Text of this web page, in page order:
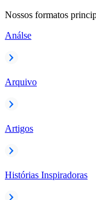
Nossos formatos
Análse
Arquivo
Artigos
Histórias Inspiradoras